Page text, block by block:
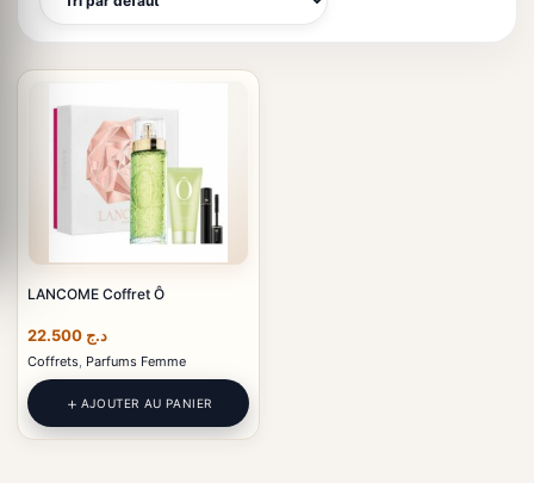
LANCOME Coffret Ô
د.ج
Coffrets, Parfums Femme
AJOUTER AU PANIER